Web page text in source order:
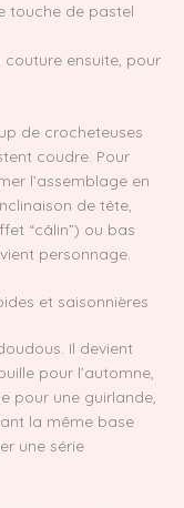
touche de pastel
couture ensuite, pour
de crocheteuses
coudre. Pour
l’assemblage en
de tête,
“câlin”) ou bas
personnage.
et saisonnières
Il devient
pour l’automne,
pour une guirlande,
la même base
une série